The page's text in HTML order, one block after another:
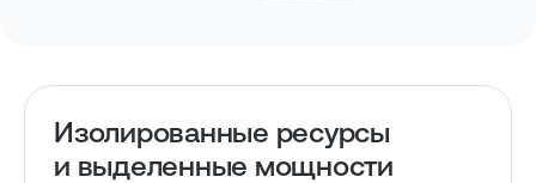
Изолированные ресурсы
и выделенные мощности